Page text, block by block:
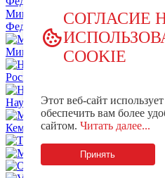
Министерство науки и высшего
Федерации
Министерство просвещения
НЦПТИ.РФ
Роспотребнадзор
Научно-образовательный центр
MAX -
КемГМУ
OK -
Минздрав
OK -
СОГЛАСИЕ
COOKIE
Этот веб-сайт
обеспечить вам более
сайтом. Читать далее...
Принять